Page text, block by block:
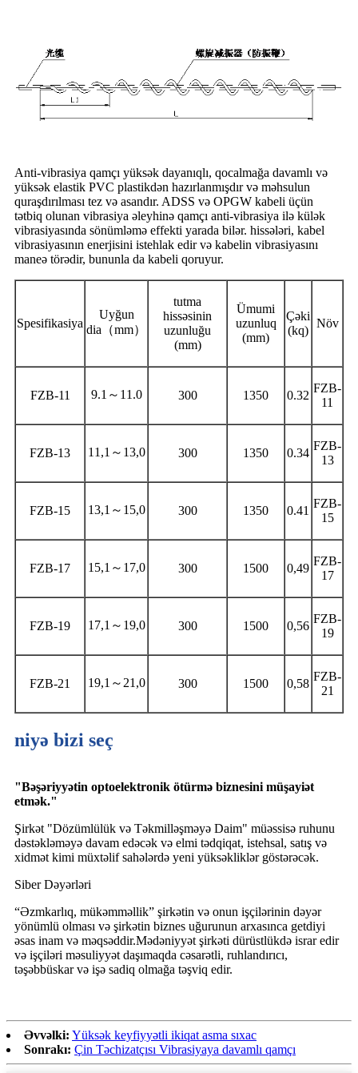
Anti-vibrasiya qamçı yüksək dayanıqlı, qocalmağa davamlı və
yüksək elastik PVC plastikdən hazırlanmışdır və məhsulun
quraşdırılması tez və asandır. ADSS və OPGW kabeli üçün
tətbiq olunan vibrasiya əleyhinə qamçı anti-vibrasiya ilə külək
vibrasiyasında sönümləmə effekti yarada bilər. hissələri, kabel
vibrasiyasının enerjisini istehlak edir və kabelin vibrasiyasını
maneə törədir, bununla da kabeli qoruyur.
Spesifikasiya
Uyğun
dia（mm）
tutma
hissəsinin
uzunluğu
(mm)
Ümumi
uzunluq
(mm)
Çəki
(kq)
Növ
FZB-11 9.1～11.0 300 1350 0.32
FZB-
11
FZB-13 11,1～13,0 300 1350 0.34
FZB-
13
FZB-15 13,1～15,0 300 1350 0.41
FZB-
15
FZB-17 15,1～17,0 300 1500 0,49
FZB-
17
FZB-19 17,1～19,0 300 1500 0,56
FZB-
19
FZB-21 19,1～21,0 300 1500 0,58
FZB-
21
niyə bizi seç
"Bəşəriyyətin optoelektronik ötürmə biznesini müşayiət
etmək."
Şirkət "Dözümlülük və Təkmilləşməyə Daim" müəssisə ruhunu
dəstəkləməyə davam edəcək və elmi tədqiqat, istehsal, satış və
xidmət kimi müxtəlif sahələrdə yeni yüksəkliklər göstərəcək.
Siber Dəyərləri
“Əzmkarlıq, mükəmməllik” şirkətin və onun işçilərinin dəyər
yönümlü olması və şirkətin biznes uğurunun arxasınca getdiyi
əsas inam və məqsəddir.Mədəniyyət şirkəti dürüstlükdə israr edir
və işçiləri məsuliyyət daşımaqda cəsarətli, ruhlandırıcı,
təşəbbüskar və işə sadiq olmağa təşviq edir.
Əvvəlki: Yüksək keyfiyyətli ikiqat asma sıxac
Sonrakı: Çin Təchizatçısı Vibrasiyaya davamlı qamçı